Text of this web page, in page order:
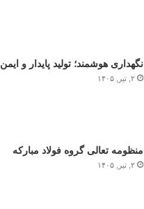
نگهداری هوشمند؛ تولید پایدار و ایمن
۲, تیر, ۱۴۰۵
منظومه تعالی گروه فولاد مبارکه
۲, تیر, ۱۴۰۵